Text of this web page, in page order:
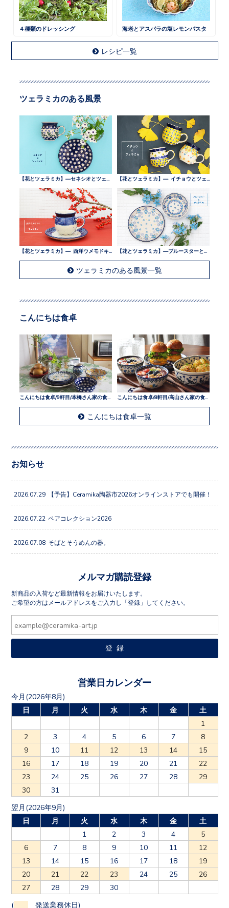
４種類のドレッシング 海老とアスパラの塩レモンパスタ
レシピ一覧
ツェラミカのある風景
ツェラミカのある風景一覧
こんにちは食卓
こんにちは食卓/9軒目/本橋さん家の食卓
こんにちは食卓一覧
お知らせ
2026.07.29 【予告】Ceramika陶器市2026オンラインストアでも開催！
2026.07.22 ペアコレクション2026
2026.07.08 そばとそうめんの器。
メルマガ購読登録
新商品の入荷など最新情報をお届けいたします。
ご希望の方はメールアドレスをご入力し「登録」してください。
営業日カレンダー
今月(2026年8月)
日
月 火 水 木 金
土
1
2
3 4 5 6 7
8
9
10 11 12 13 14
15
16
17 18 19 20 21
22
23
24 25 26 27 28
29
30
31
翌月(2026年9月)
日
月 火 水 木 金
土
1
2 3 4
5
6
7 8 9 10 11
12
13
14 15 16 17 18
19
20
21 22 23 24 25
26
27
28 29 30
( 発送業務休日)